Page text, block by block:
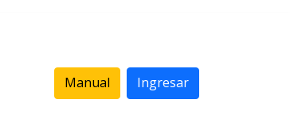
Manual Ingresar